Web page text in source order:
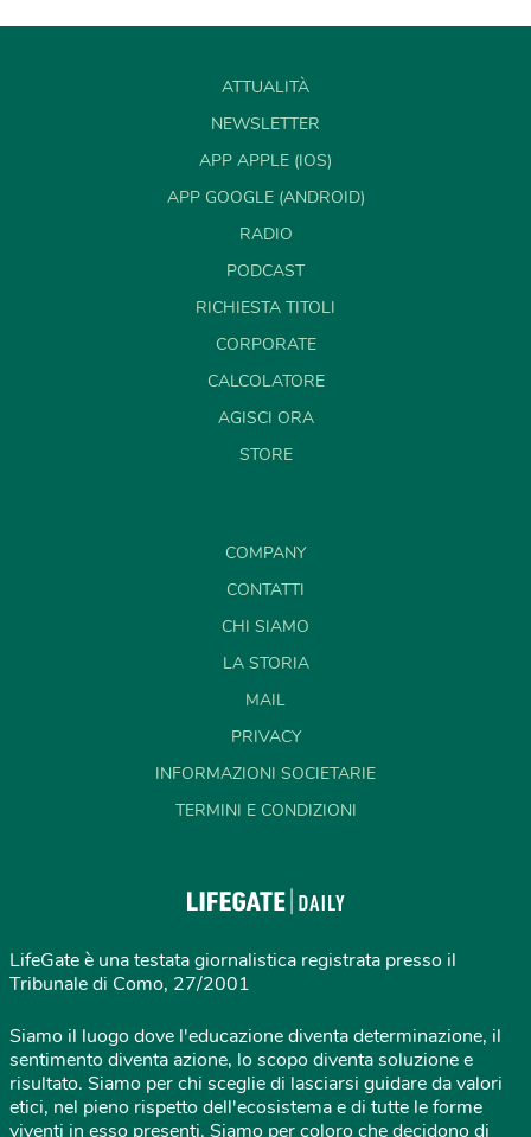
ATTUALITÀ
NEWSLETTER
APP APPLE (IOS)
APP GOOGLE (ANDROID)
RADIO
PODCAST
RICHIESTA TITOLI
CORPORATE
CALCOLATORE
AGISCI ORA
STORE
COMPANY
CONTATTI
CHI SIAMO
LA STORIA
MAIL
PRIVACY
INFORMAZIONI SOCIETARIE
TERMINI E CONDIZIONI
LifeGate è una testata giornalistica registrata presso il
Tribunale di Como, 27/2001
Siamo il luogo dove l'educazione diventa determinazione, il
sentimento diventa azione, lo scopo diventa soluzione e
risultato. Siamo per chi sceglie di lasciarsi guidare da valori
etici, nel pieno rispetto dell'ecosistema e di tutte le forme
viventi in esso presenti. Siamo per coloro che decidono di